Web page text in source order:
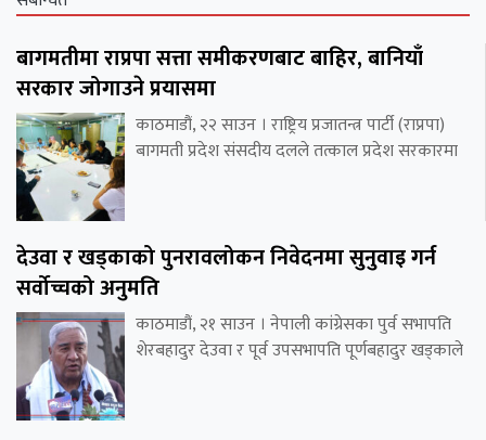
बागमतीमा राप्रपा सत्ता समीकरणबाट बाहिर, बानियाँ
सरकार जोगाउने प्रयासमा
काठमाडौं, २२ साउन । राष्ट्रिय प्रजातन्त्र पार्टी (राप्रपा)
बागमती प्रदेश संसदीय दलले तत्काल प्रदेश सरकारमा
देउवा र खड्काको पुनरावलोकन निवेदनमा सुनुवाइ गर्न
सर्वोच्चको अनुमति
काठमाडौं, २१ साउन । नेपाली कांग्रेसका पुर्व सभापति
शेरबहादुर देउवा र पूर्व उपसभापति पूर्णबहादुर खड्काले